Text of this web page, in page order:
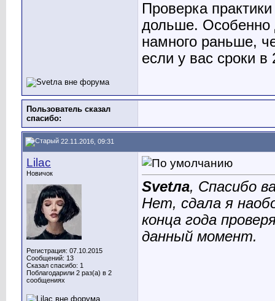
Проверка
дольше. Особенно
намного раньше,
если у вас сроки в
Пользователь сказал
cпасибо:
22.11.2016, 09:31
Lilac
Новичок
Регистрация: 07.10.2015
Сообщений: 13
Сказал спасибо: 1
Поблагодарили 2 раз(а) в 2
сообщениях
Svetла, Спасибо
Нет, сдала я
конца года
данный момент.